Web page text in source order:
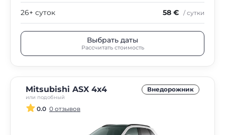
26+ суток 58 € / сутки
Выбрать даты
Рассчитать стоимость
Mitsubishi ASX 4x4
или подобный
Внедорожник
0.0 0 отзывов